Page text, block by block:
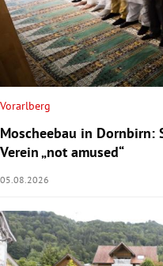
Vorarlberg
Moscheebau in Dornbirn:
Verein „not amused“
05.08.2026